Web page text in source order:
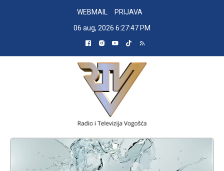
WEBMAIL
PRIJAVA
06 aug, 2026 6:27:48 PM
RADIO TELEVIZIJA VOGOŠĆA